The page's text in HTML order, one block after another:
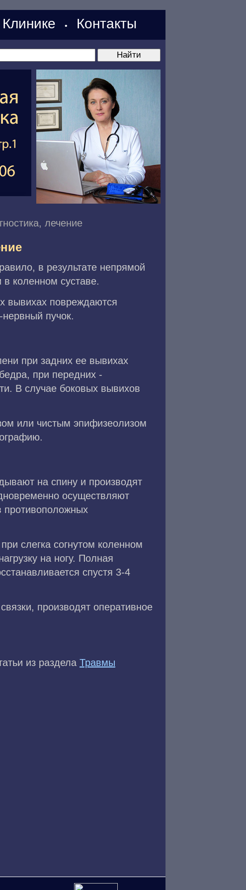
• Контакты
лечение
в результате непрямой
коленном суставе.
вывихах повреждаются
нервный пучок.
при задних ее вывихах
при передних -
В случае боковых вывихов
или чистым эпифизеолизом
на спину и производят
осуществляют
противоположных
слегка согнутом коленном
на ногу. Полная
спустя 3-4
производят оперативное
из раздела Травмы